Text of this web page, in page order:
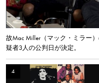
故Mac Miller（マック・ミラー
疑者3人の公判日が決定。